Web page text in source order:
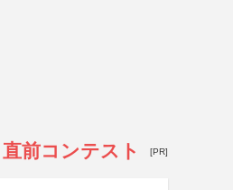
前コンテスト [PR]